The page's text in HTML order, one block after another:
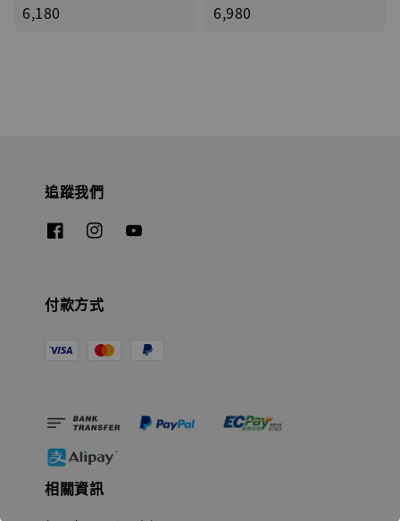
price
6,180
price
6,980
追蹤我們
付款方式
相關資訊